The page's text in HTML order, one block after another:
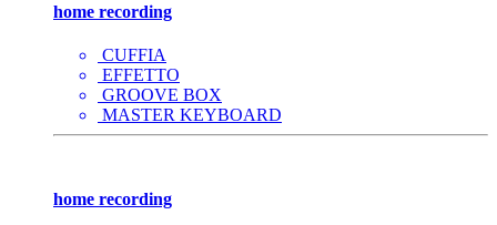
home recording
CUFFIA
EFFETTO
GROOVE BOX
MASTER KEYBOARD
home recording